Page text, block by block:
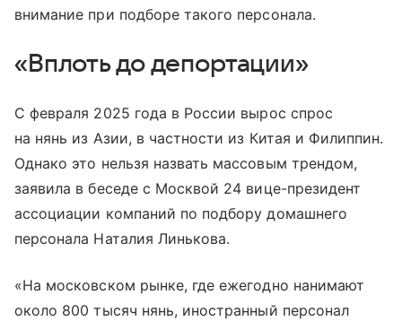
внимание при подборе такого персонала.
«Вплоть до депортации»
С февраля 2025 года в России вырос спрос
на нянь из Азии, в частности из Китая и Филиппин.
Однако это нельзя назвать массовым трендом,
заявила в беседе с Москвой 24 вице-президент
ассоциации компаний по подбору домашнего
персонала Наталия Линькова.
«На московском рынке, где ежегодно нанимают
около 800 тысяч нянь, иностранный персонал